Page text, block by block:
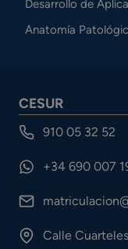
Desarrollo de
Anatomía
CESUR
910 05 32 52
+34 690 007
Calle